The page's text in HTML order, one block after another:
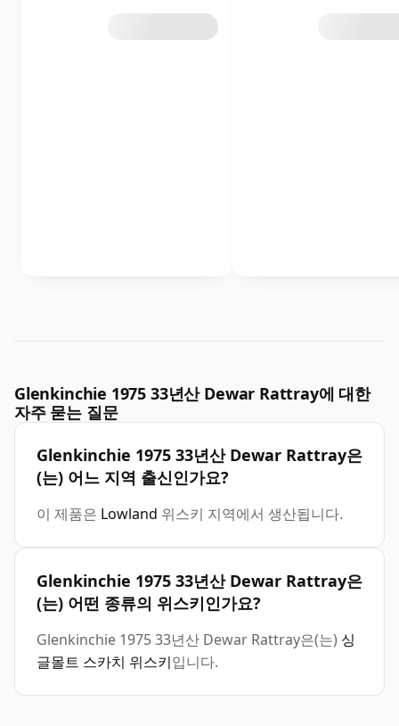
Glenkinchie 1975 33년산 Dewar Rattray에 대한
자주 묻는 질문
Glenkinchie 1975 33년산 Dewar Rattray은
(는) 어느 지역 출신인가요?
이 제품은 Lowland 위스키 지역에서 생산됩니다.
Glenkinchie 1975 33년산 Dewar Rattray은
(는) 어떤 종류의 위스키인가요?
Glenkinchie 1975 33년산 Dewar Rattray은(는) 싱
글몰트 스카치 위스키입니다.